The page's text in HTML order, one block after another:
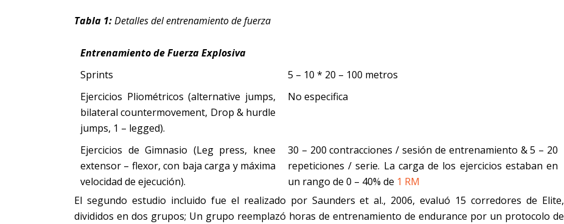
Tabla 1:Detalles del entrenamiento de fuerza
Entrenamiento de Fuerza Explosiva
Sprints
5 – 10 * 20 – 100 metros
Ejercicios Pliométricos (alternative jumps,
bilateral countermovement, Drop & hurdle
jumps, 1 – legged).
No especifica
Ejercicios de Gimnasio (Leg press, knee
extensor – flexor, con baja carga y máxima
velocidad de ejecución).
30 – 200 contracciones / sesión de entrenamiento & 5 – 20
repeticiones / serie. La carga de los ejercicios estaban en
un rango de 0 – 40% de 1 RM
El segundo estudio incluido fue el realizado por Saunders et al., 2006, evaluó 15 corredores de Elite,
divididos en dos grupos; Un grupo reemplazó horas de entrenamiento de endurance por un protocolo de